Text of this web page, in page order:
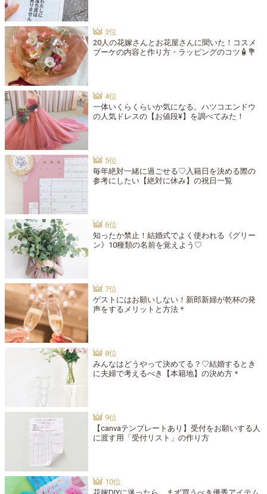
20人の花嫁さんとお花屋さんに聞いた！コスメ
ブーケの内容と作り方・ラッピングのコツ🧴💐
一体いくらくらいか気になる。ハツコエンドウ
の人気ドレスの【お値段¥】を調べてみた！
毎年絶対一緒に過ごせる♡入籍日を決める際の
参考にしたい【絶対に休み】の祝日一覧
知ったか禁止！結婚式でよく使われる《グリー
ン》10種類の名前を覚えよう♡
ゲストにはお願いしない！新郎新婦が乾杯の発
声をするメリットと方法＊
みんなはどうやって決めてる？♡結婚するとき
に夫婦で考えるべき【本籍地】の決め方＊
【canvaテンプレートあり】受付をお願いする人
に渡す用「受付リスト」の作り方